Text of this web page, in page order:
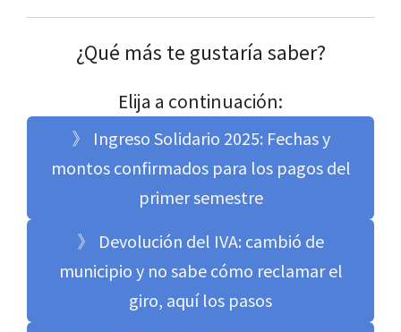
¿Qué más te gustaría saber?
Elija a continuación:
》 Ingreso Solidario 2025: Fechas y
montos confirmados para los pagos del
primer semestre
》 Devolución del IVA: cambió de
municipio y no sabe cómo reclamar el
giro, aquí los pasos